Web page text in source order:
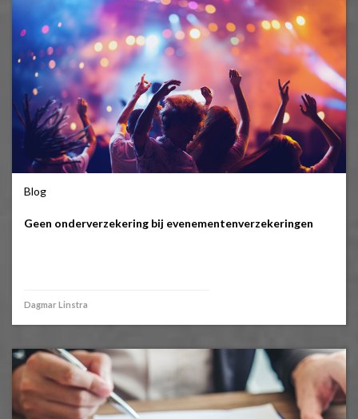
Blog
Geen onderverzekering bij evenementenverzekeringen
Dagmar Linstra